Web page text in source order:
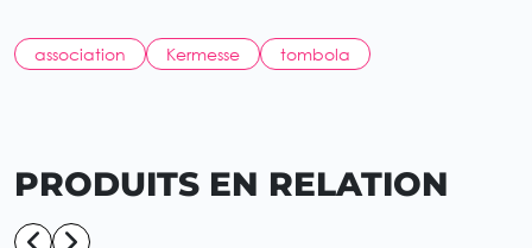
association Kermesse tombola
PRODUITS EN RELATION